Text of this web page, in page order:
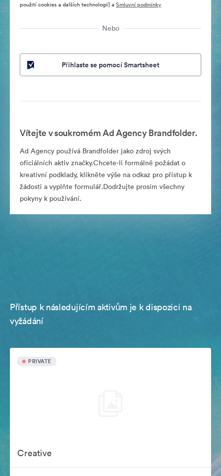
použití cookies a dalších technologií) a Smluvní podmínky
Nebo
Přihlaste se pomocí Smartsheet
Vítejte v soukromém Ad Agency Brandfolder.
Ad Agency používá Brandfolder jako zdroj svých
oficiálních aktiv značky.Chcete-li formálně požádat o
kreativní podklady, klikněte výše na odkaz pro přístup k
žádosti a vyplňte formulář.Dodržujte prosím všechny
pokyny k používání.
Přístup k následujícím aktivům je k dispozici na
vyžádání
PRIVATE
Creative